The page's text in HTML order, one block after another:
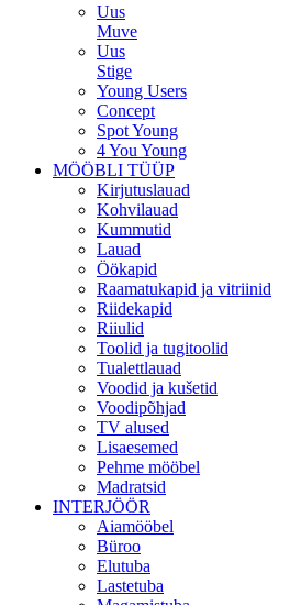
Uus
Muve
Uus
Stige
Young Users
Concept
Spot Young
4 You Young
MÖÖBLI TÜÜP
Kirjutuslauad
Kohvilauad
Kummutid
Lauad
Öökapid
Raamatukapid ja vitriinid
Riidekapid
Riiulid
Toolid ja tugitoolid
Tualettlauad
Voodid ja kušetid
Voodipõhjad
TV alused
Lisaesemed
Pehme mööbel
Madratsid
INTERJÖÖR
Aiamööbel
Büroo
Elutuba
Lastetuba